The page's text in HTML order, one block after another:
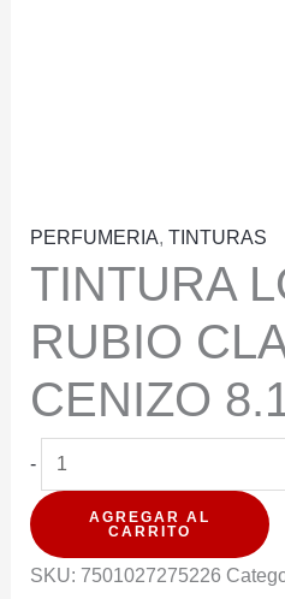
PERFUMERIA, TINTURAS
TINTURA
RUBIO
CENIZO
-
TINTURA
LOREAL
RUBIO
CLARO
AGREGAR AL
CARRITO
SKU: 7501027275226